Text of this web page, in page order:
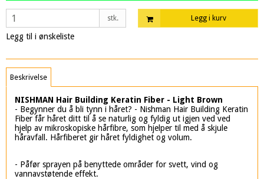
stk. Legg i kurv
Legg til i ønskeliste
Beskrivelse
NISHMAN Hair Building Keratin Fiber - Light Brown
- Begynner du å bli tynn i håret? - Nishman Hair Building Keratin
Fiber får håret ditt til å se naturlig og fyldig ut igjen ved ved
hjelp av mikroskopiske hårfibre, som hjelper til med å skjule
håravfall. Hårfiberet gir håret fyldighet og volum.
- Påfør sprayen på benyttede områder for svett, vind og
vannavstøtende effekt.